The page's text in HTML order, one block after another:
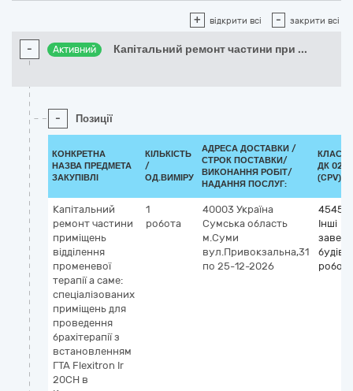
+ відкрити всі - закрити всі
- Активний Капітальний ремонт частини при ...
- Позиції
КОНКРЕТНА
НАЗВА ПРЕДМЕТА
ЗАКУПІВЛІ
КІЛЬКІСТЬ
/
ОД.ВИМІРУ
АДРЕСА ДОСТАВКИ /
СТРОК ПОСТАВКИ/
ВИКОНАННЯ РОБІТ/
НАДАННЯ ПОСЛУГ:
ДК
(CPV)
Капітальний
ремонт частини
приміщень
відділення
променевої
терапії а саме:
спеціалізованих
приміщень для
проведення
брахітерапії з
встановленням
ГТА Flexitron Ir
20CH в
1
робота
40003 Україна
Сумська область
м.Суми
вул.Привокзальна,31
по 25-12-2026
Інші